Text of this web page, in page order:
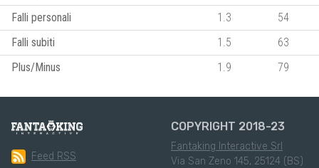
Falli personali
1.3
54
Falli subiti
1.5
63
Plus/Minus
1.9 79
Feed RSS
COPYRIGHT 2018-23
Fantaking Interactive Srl
Via San Zeno 145, 25124 (BS)